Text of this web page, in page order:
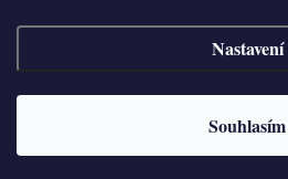
Nastavení
Souhlasím
Velkoobchod
Doprava a platba
Vytvořil
cookies